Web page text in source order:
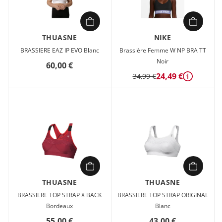
THUASNE
BRASSIERE EAZ IP EVO Blanc
60,00 €
NIKE
Brassière Femme W NP BRA TT
Noir
34,99 €24,49 € Détails
THUASNE
BRASSIERE TOP STRAP X BACK
Bordeaux
THUASNE
BRASSIERE TOP STRAP ORIGINAL
Blanc